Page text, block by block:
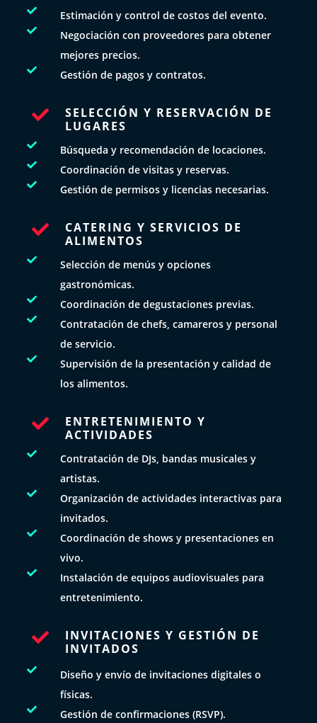
 Estimación y control de costos del evento.

Negociación con proveedores para obtener
mejores precios.
 Gestión de pagos y contratos.

SELECCIÓN Y RESERVACIÓN DE
LUGARES
 Búsqueda y recomendación de locaciones.
 Coordinación de visitas y reservas.
 Gestión de permisos y licencias necesarias.

CATERING Y SERVICIOS DE
ALIMENTOS

Selección de menús y opciones
gastronómicas.
 Coordinación de degustaciones previas.

Contratación de chefs, camareros y personal
de servicio.

Supervisión de la presentación y calidad de
los alimentos.

ENTRETENIMIENTO Y
ACTIVIDADES

Contratación de DJs, bandas musicales y
artistas.

Organización de actividades interactivas para
invitados.

Coordinación de shows y presentaciones en
vivo.

Instalación de equipos audiovisuales para
entretenimiento.

INVITACIONES Y GESTIÓN DE
INVITADOS

Diseño y envío de invitaciones digitales o
físicas.
 Gestión de confirmaciones (RSVP).